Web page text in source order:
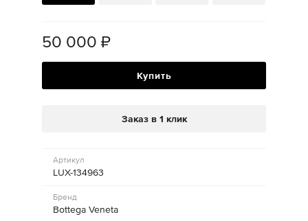
50 000 ₽
Купить
Заказ в 1 клик
Артикул
LUX-134963
Бренд
Bottega Veneta